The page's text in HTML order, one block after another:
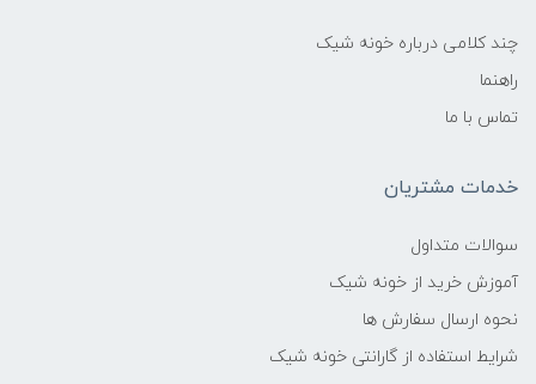
چند کلامی درباره خونه شیک
راهنما
تماس با ما
خدمات مشتریان
سوالات متداول
آموزش خرید از خونه شیک
نحوه ارسال سفارش ها
شرایط استفاده از گارانتی خونه شیک